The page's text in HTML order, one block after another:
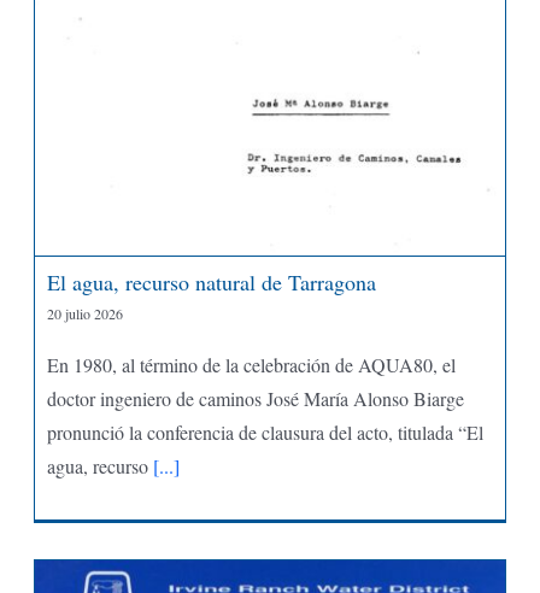
El agua, recurso natural de Tarragona
20 julio 2026
En 1980, al término de la celebración de AQUA80, el
doctor ingeniero de caminos José María Alonso Biarge
pronunció la conferencia de clausura del acto, titulada “El
agua, recurso [...]